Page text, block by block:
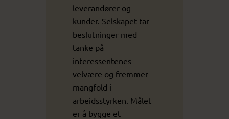
leverandører og
kunder. Selskapet tar
beslutninger med
tanke på
interessentenes
velvære og fremmer
mangfold i
arbeidsstyrken. Målet
er å bygge et